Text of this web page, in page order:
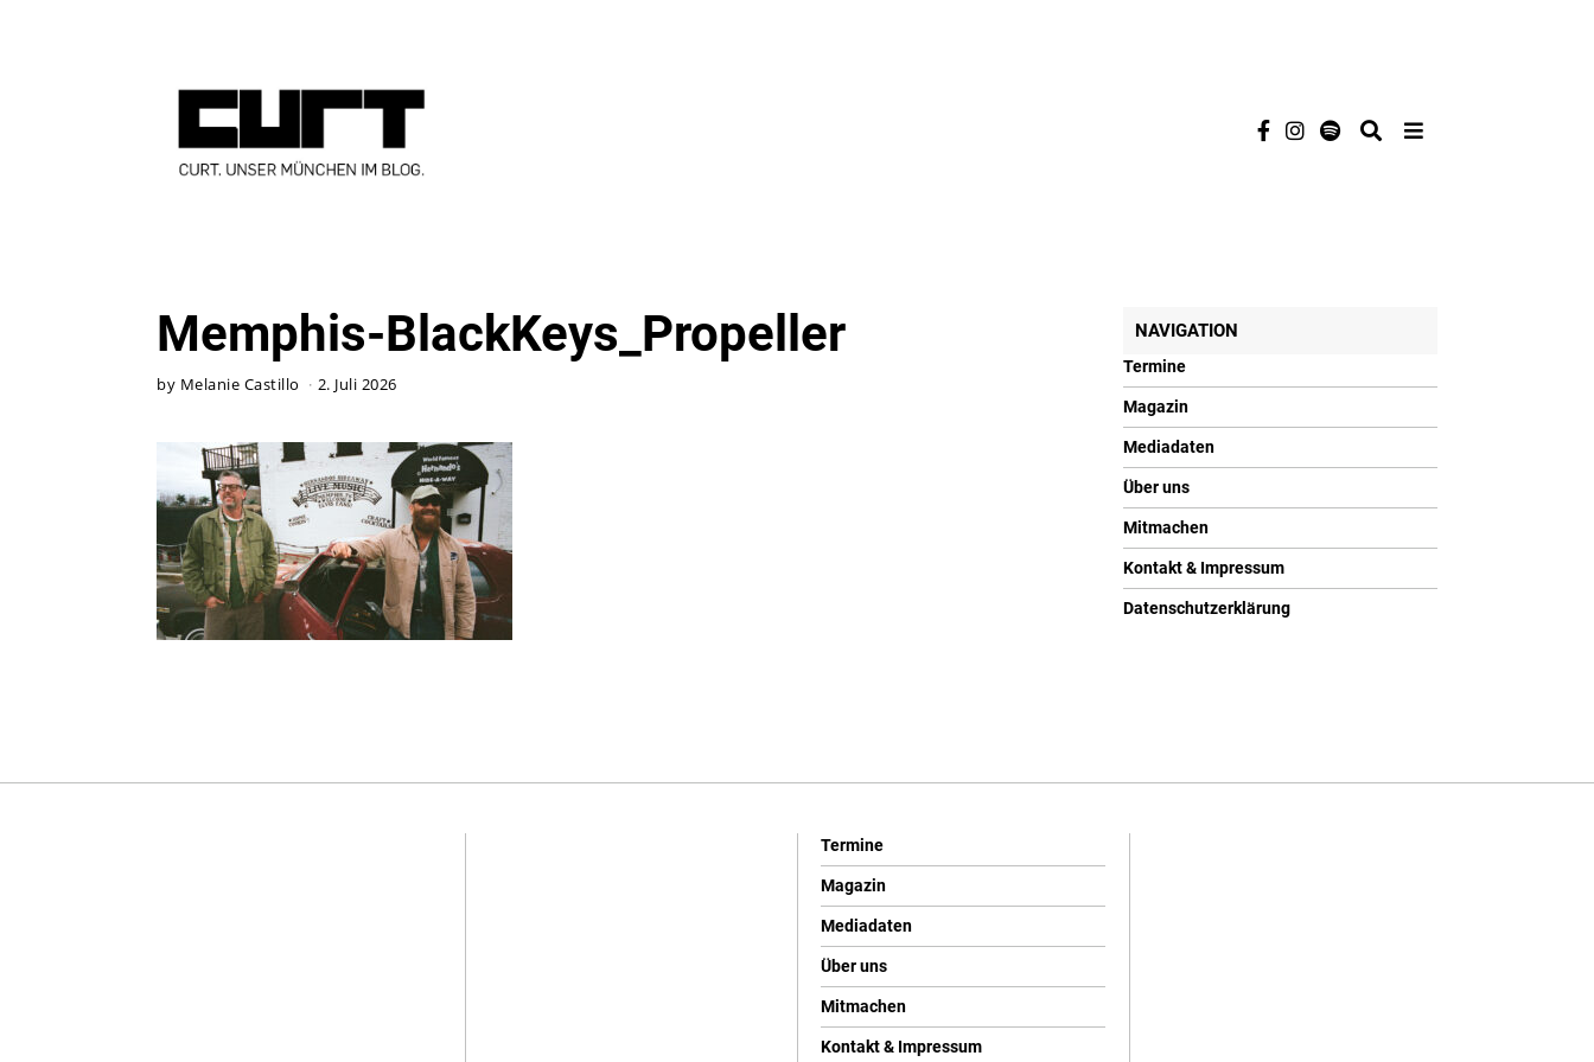
Memphis-BlackKeys_Propeller
by Melanie Castillo 2. Juli 2026
NAVIGATION
Termine
Magazin
Mediadaten
Über uns
Mitmachen
Kontakt & Impressum
Datenschutzerklärung
Termine
Magazin
Mediadaten
Über uns
Mitmachen
Kontakt & Impressum